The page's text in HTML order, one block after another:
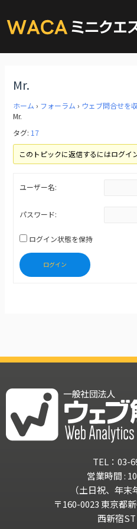
Mr.
ホーム › フォーラム › ウェブ問合せを
Mr.
タグ: 17
このトピックに返信するにはログイ
ユーザー名:
パスワード:
ログイン状態を保持
ログイン
TEL：03-
営業時間 :
（土日祝、年末
〒160-0023 東京都
西新宿